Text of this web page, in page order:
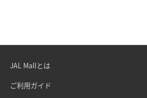
JAL Mallとは
ご利用ガイド